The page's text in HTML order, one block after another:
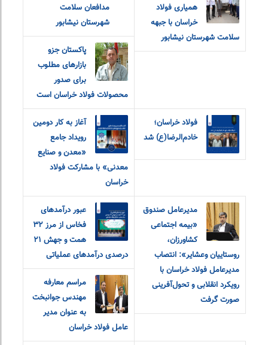
همیاری فولاد
خراسان با جبهه
سلامت شهرستان نیشابور
مدافعان سلامت
شهرستان نیشابور
پاکستان جزو
بازارهای مطلوب
برای صدور
محصولات فولاد خراسان است
فولاد خراسان؛
خادم‌الرضا(ع) شد
آغاز به کار دومین
رویداد جامع
«معدن و‌ صنایع
معدنی» با مشارکت فولاد
خراسان
مدیرعامل صندوق
«بیمه اجتماعی
کشاورزان،
روستاییان و‌عشایر»: انتصاب
مدیرعامل فولاد خراسان با
رویکرد انقلابی و تحول‌آفرینی
صورت گرفت
عبور درآمدهای
فخاس از مرز ۳۲
همت و جهش ۲۱
درصدی درآمدهای عملیاتی
مراسم معارفه
مهندس جوانبخت
به عنوان مدیر
عامل فولاد خراسان